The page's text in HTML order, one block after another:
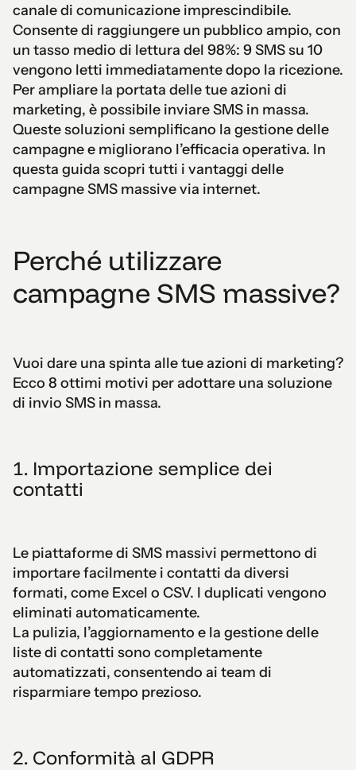
canale di comunicazione imprescindibile.
Consente di raggiungere un pubblico ampio, con
un tasso medio di lettura del 98%: 9 SMS su 10
vengono letti immediatamente dopo la ricezione.
Per ampliare la portata delle tue azioni di
marketing, è possibile inviare SMS in massa.
Queste soluzioni semplificano la gestione delle
campagne e migliorano l’efficacia operativa. In
questa guida scopri tutti i vantaggi delle
campagne SMS massive via internet.
Perché utilizzare
campagne SMS massive?
Vuoi dare una spinta alle tue azioni di marketing?
Ecco 8 ottimi motivi per adottare una soluzione
di invio SMS in massa.
1. Importazione semplice dei
contatti
Le piattaforme di SMS massivi permettono di
importare facilmente i contatti da diversi
formati, come Excel o CSV. I duplicati vengono
eliminati automaticamente.
La pulizia, l’aggiornamento e la gestione delle
liste di contatti sono completamente
automatizzati, consentendo ai team di
risparmiare tempo prezioso.
2. Conformità al GDPR